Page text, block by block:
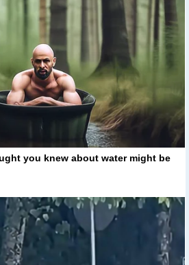
you knew about water might be